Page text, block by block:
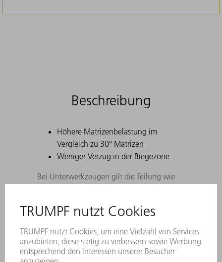
Beschreibung
Höhere Matrizenbelastung im
Vergleich zu 30° Matrizen
Weniger Verzug in der Biegezone
Bei Unterwerkzeugen gilt die Teilung wie